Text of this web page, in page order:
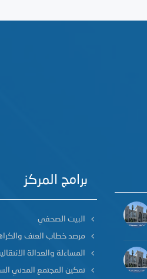
برامج المركز
البيت الصحفي
مرصد خطاب العنف
المساءلة والعدالة
تمكين المجتمع المدني